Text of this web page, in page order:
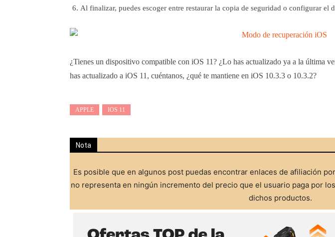
Al finalizar, puedes escoger entre restaurar la copia de seguridad o configurar el
¿Tienes un dispositivo compatible con iOS 11? ¿Lo has actualizado ya a la última
has actualizado a iOS 11, cuéntanos, ¿qué te mantiene en iOS 10.3.3 o 10.3.2?
APPLE IOS 11
Nota
Es posible que en algunos post puedas encontrar enlaces de afiliación
no representa en ningún incremento del precio que el usuario paga por
dichos productos.